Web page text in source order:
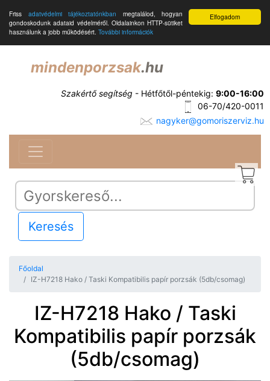
Elfogadom
Friss adatvédelmi tájékoztatónkban megtalálod, hogyan
gondoskodunk adataid védelméről. Oldalainkon HTTP-sütiket
használunk a jobb működésért. További információk
mindenporzsak.hu
Szakértő segítség - Hétfőtől-péntekig: 9:00-16:00
06-70/420-0011
nagyker@gomoriszerviz.hu
Keresés
Főoldal
IZ-H7218 Hako / Taski Kompatibilis papír porzsák (5db/csomag)
IZ-H7218 Hako / Taski
Kompatibilis papír porzsák
(5db/csomag)